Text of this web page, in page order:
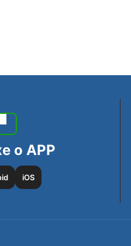
o APP
iOS